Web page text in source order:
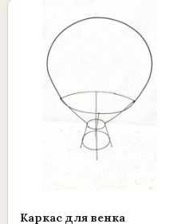
Каркас для венка